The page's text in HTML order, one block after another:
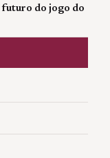
do jogo do